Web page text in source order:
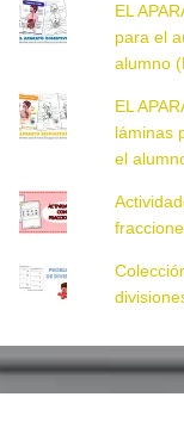
EL
para el
alumno
EL
láminas
el